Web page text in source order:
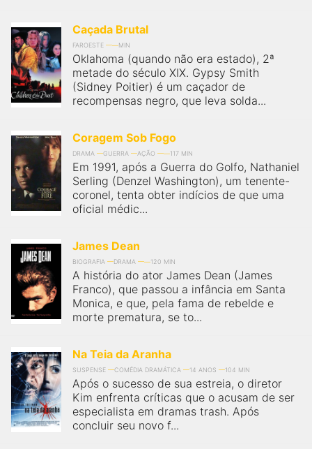
Caçada Brutal
FAROESTE MIN
Oklahoma (quando não era estado), 2ª
metade do século XIX. Gypsy Smith
(Sidney Poitier) é um caçador de
recompensas negro, que leva solda...
Coragem Sob Fogo
DRAMA GUERRA AÇÃO 117 MIN
Em 1991, após a Guerra do Golfo, Nathaniel
Serling (Denzel Washington), um tenente-
coronel, tenta obter indícios de que uma
oficial médic...
James Dean
BIOGRAFIA DRAMA 120 MIN
A história do ator James Dean (James
Franco), que passou a infância em Santa
Monica, e que, pela fama de rebelde e
morte prematura, se to...
Na Teia da Aranha
SUSPENSE COMÉDIA DRAMÁTICA 14 ANOS 104 MIN
Após o sucesso de sua estreia, o diretor
Kim enfrenta críticas que o acusam de ser
especialista em dramas trash. Após
concluir seu novo f...